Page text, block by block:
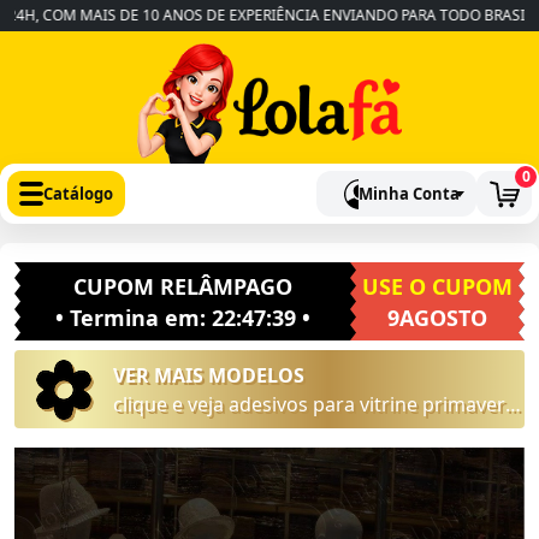
COM MAIS DE 10 ANOS DE EXPERIÊNCIA ENVIANDO PARA TODO BRASIL
Catálogo Minha Conta
0
CUPOM RELÂMPAGO
• Termina em: 22:47:38•
USE O CUPOM
9AGOSTO
VER MAIS MODELOS
clique e veja adesivos para vitrine primavera
verão